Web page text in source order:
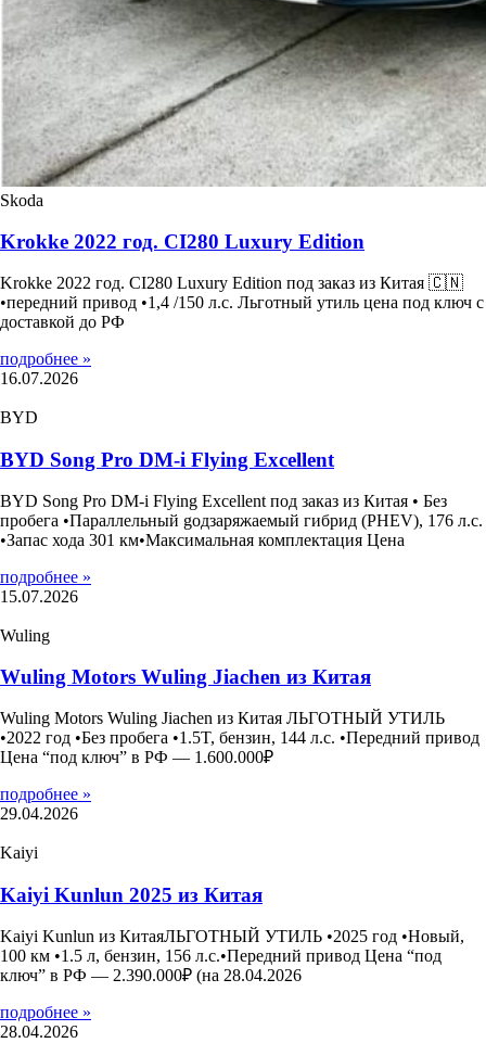
Skoda
Krokke 2022 год. CI280 Luxury Edition
Krokke 2022 год. CI280 Luxury Edition под заказ из Китая 🇨🇳
•передний привод •1,4 /150 л.с. Льготный утиль цена под ключ с
доставкой до РФ
подробнее »
16.07.2026
BYD
BYD Song Pro DM-i Flying Excellent
BYD Song Pro DM-i Flying Excellent под заказ из Китая • Без
пробега •Параллельный gодзаряжаемый гибрид (PHEV), 176 л.с.
•Запас хода 301 км•Максимальная комплектация Цена
подробнее »
15.07.2026
Wuling
Wuling Motors Wuling Jiachen из Китая
Wuling Motors Wuling Jiachen из Китая ЛЬГОТНЫЙ УТИЛЬ
•2022 год •Без пробега •1.5T, бензин, 144 л.с. •Передний привод
Цена “под ключ” в РФ — 1.600.000₽
подробнее »
29.04.2026
Kaiyi
Kaiyi Kunlun 2025 из Китая
Kaiyi Kunlun из КитаяЛЬГОТНЫЙ УТИЛЬ •2025 год •Новый,
100 км •1.5 л, бензин, 156 л.с.•Передний привод Цена “под
ключ” в РФ — 2.390.000₽ (на 28.04.2026
подробнее »
28.04.2026